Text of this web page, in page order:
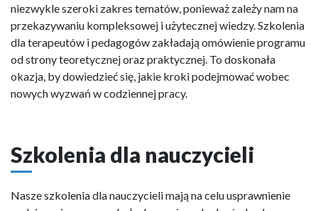
niezwykle szeroki zakres tematów, ponieważ zależy nam na
przekazywaniu kompleksowej i użytecznej wiedzy. Szkolenia
dla terapeutów i pedagogów zakładają omówienie programu
od strony teoretycznej oraz praktycznej. To doskonała
okazja, by dowiedzieć się, jakie kroki podejmować wobec
nowych wyzwań w codziennej pracy.
Szkolenia dla nauczycieli
Nasze szkolenia dla nauczycieli mają na celu usprawnienie